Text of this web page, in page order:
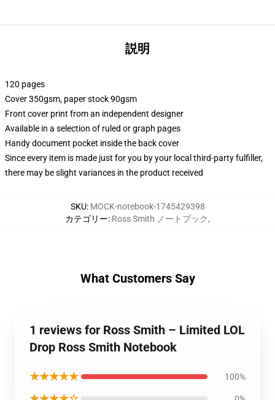
説明
120 pages
Cover 350gsm, paper stock 90gsm
Front cover print from an independent designer
Available in a selection of ruled or graph pages
Handy document pocket inside the back cover
Since every item is made just for you by your local third-party fulfiller,
there may be slight variances in the product received
SKU: MOCK-notebook-1745429398
カテゴリー: Ross Smith ノートブック,
What Customers Say
1 reviews for Ross Smith – Limited LOL
Drop Ross Smith Notebook
★★★★★ 100%